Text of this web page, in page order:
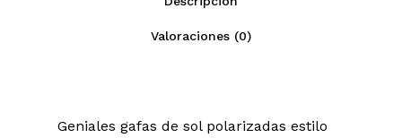
Valoraciones (0)
Geniales gafas de sol polarizadas estilo